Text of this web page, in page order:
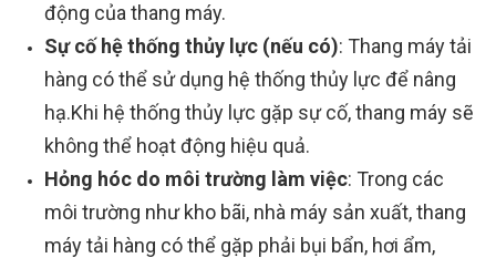
động của thang máy.
Sự cố hệ thống thủy lực (nếu có): Thang máy tải
hàng có thể sử dụng hệ thống thủy lực để nâng
hạ.Khi hệ thống thủy lực gặp sự cố, thang máy sẽ
không thể hoạt động hiệu quả.
Hỏng hóc do môi trường làm việc: Trong các
môi trường như kho bãi, nhà máy sản xuất, thang
máy tải hàng có thể gặp phải bụi bẩn, hơi ẩm,